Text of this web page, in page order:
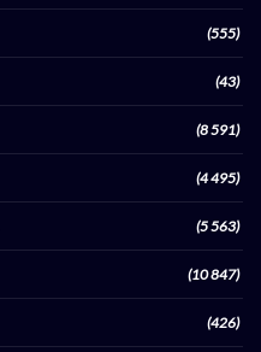
(555)
(43)
(8 591)
(4 495)
(5 563)
(10 847)
(426)